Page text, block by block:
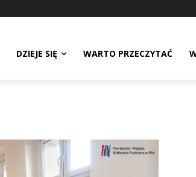
DZIEJE SIĘ WARTO PRZECZYTAĆ